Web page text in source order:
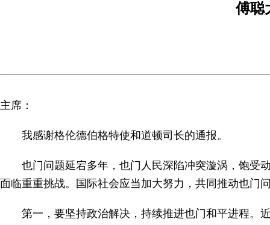
傅聪
主席：
我感谢格伦德伯格特使和道顿司长的通报。
也门问题延宕多年，也门人民深陷冲突漩涡，饱受
面临重重挑战。国际社会应当加大努力，共同推动也门
第一，要坚持政治解决，持续推进也门和平进程。